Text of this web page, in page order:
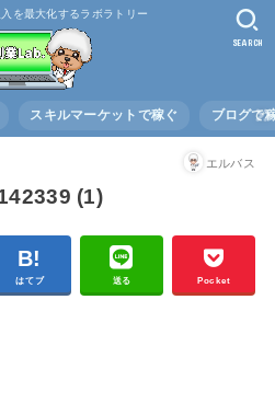
を最大化するラボラトリー
スキルマーケットで稼ぐ ブログで
SEARCH
エルバス
(1)
はてブ 送る Pocket